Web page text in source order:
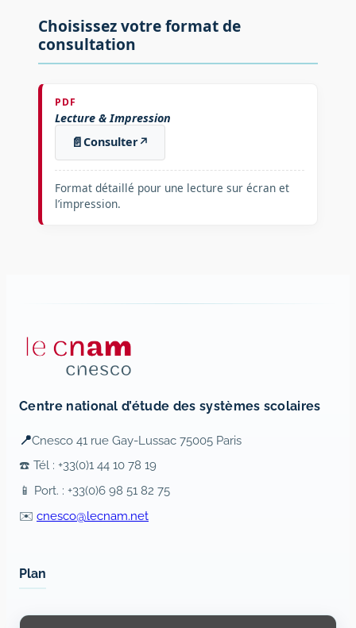
Choisissez votre format de
consultation
PDF
Lecture & Impression
📄Consulter↗
Format détaillé pour une lecture sur écran et
l’impression.
Centre national d’étude des systèmes scolaires
📍Cnesco 41 rue Gay-Lussac 75005 Paris
☎️ Tél : +33(0)1 44 10 78 19
📱 Port. : +33(0)6 98 51 82 75
✉️ cnesco@lecnam.net
Plan
Display